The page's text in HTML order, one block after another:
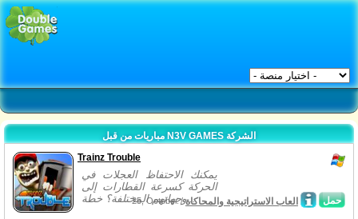
مباريات من قبل N3V GAMES الشركة
Trainz Trouble
يمكنك الاحتفاظ العجلات في
الحركة كسرعة القطارات إلى
وجهاتهم المختلفة؟ خطة...
حمل 25, October /العاب الاستراتيجية والمحاكاة